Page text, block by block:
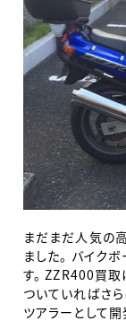
まだまだ人気の
ました。 バイク
す。 ZZR400買取
ついていればさ
ツアラーとして